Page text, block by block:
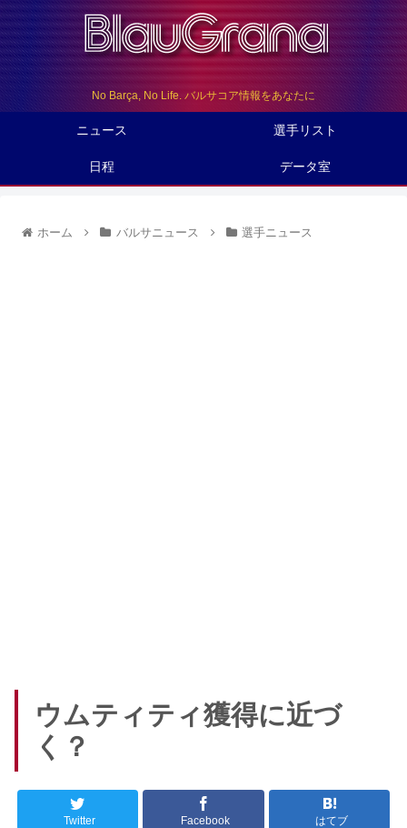
No Barça, No Life. バルサコア情報をあなたに
ニュース 選手リスト
日程 データ室
ホーム バルサニュース 選手ニュース
ウムティティ獲得に近づ
く？
Twitter Facebook はてブ